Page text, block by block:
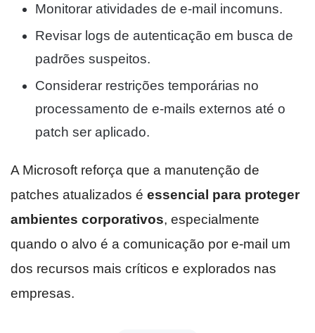
Monitorar atividades de e-mail incomuns.
Revisar logs de autenticação em busca de
padrões suspeitos.
Considerar restrições temporárias no
processamento de e-mails externos até o
patch ser aplicado.
A Microsoft reforça que a manutenção de
patches atualizados é essencial para proteger
ambientes corporativos, especialmente
quando o alvo é a comunicação por e-mail um
dos recursos mais críticos e explorados nas
empresas.